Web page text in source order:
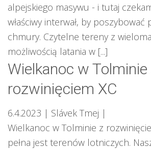
alpejskiego masywu - i tutaj
właściwy interwał, by poszybować
chmury. Czytelne tereny z
możliwością latania w [...]
Wielkanoc w Tolminie
rozwinięciem XC
6.4.2023 | Slávek Tmej |
Wielkanoc w Tolminie z
pełna jest terenów lotniczych.